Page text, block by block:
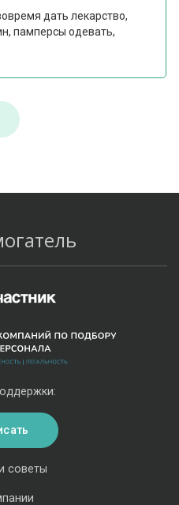
дать лекарство,
памперсы одевать,
советы